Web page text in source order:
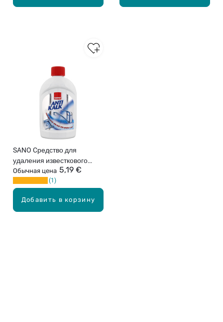
Добавить в корзину
SANO Cредство для
удаления известкового
налёта, 500мл
Обычная цена 5,19 €
1